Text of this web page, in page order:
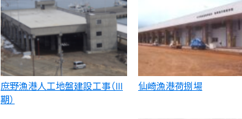
庶野漁港人工地盤建設工事（Ⅲ
期）
仙崎漁港荷捌場